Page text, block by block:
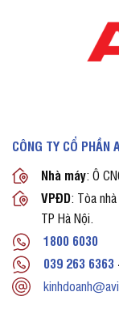
CÔNG TY CỔ PHẦN
Nhà máy: Ô
VPĐD: Tòa
TP Hà Nội.
1800 6030
039 263 6363